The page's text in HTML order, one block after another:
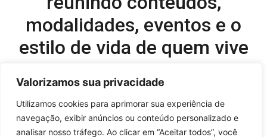
Valorizamos sua privacidade
Utilizamos cookies para aprimorar sua experiência de
navegação, exibir anúncios ou conteúdo personalizado e
analisar nosso tráfego. Ao clicar em “Aceitar todos”, você
modalidades, eventos e o
estilo de vida de quem vive
Editor-chefe e comercial do site:
Flavio Perez –flavio@onboardsports.net
+55 11 99949-8035